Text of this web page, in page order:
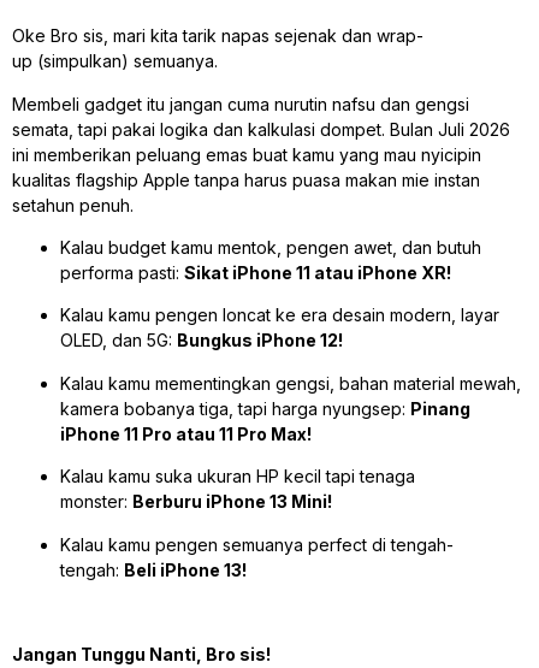
Oke Bro sis, mari kita tarik napas sejenak dan wrap-
up (simpulkan) semuanya.
Membeli gadget itu jangan cuma nurutin nafsu dan gengsi
semata, tapi pakai logika dan kalkulasi dompet. Bulan Juli 2026
ini memberikan peluang emas buat kamu yang mau nyicipin
kualitas flagship Apple tanpa harus puasa makan mie instan
setahun penuh.
Kalau budget kamu mentok, pengen awet, dan butuh
performa pasti: Sikat iPhone 11 atau iPhone XR!
Kalau kamu pengen loncat ke era desain modern, layar
OLED, dan 5G: Bungkus iPhone 12!
Kalau kamu mementingkan gengsi, bahan material mewah,
kamera bobanya tiga, tapi harga nyungsep: Pinang
iPhone 11 Pro atau 11 Pro Max!
Kalau kamu suka ukuran HP kecil tapi tenaga
monster: Berburu iPhone 13 Mini!
Kalau kamu pengen semuanya perfect di tengah-
tengah: Beli iPhone 13!
Jangan Tunggu Nanti, Bro sis!